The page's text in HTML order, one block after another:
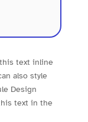
text inline
also style
Design
text in the